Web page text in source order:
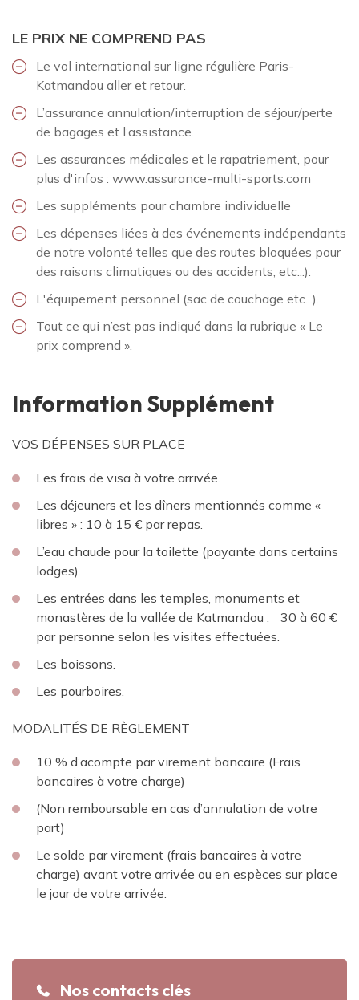
LE PRIX NE COMPREND PAS
Le vol international sur ligne régulière Paris-
Katmandou aller et retour.
L’assurance annulation/interruption de séjour/perte
de bagages et l’assistance.
Les assurances médicales et le rapatriement, pour
plus d'infos : www.assurance-multi-sports.com
Les suppléments pour chambre individuelle
Les dépenses liées à des événements indépendants
de notre volonté telles que des routes bloquées pour
des raisons climatiques ou des accidents, etc...).
L'équipement personnel (sac de couchage etc...).
Tout ce qui n’est pas indiqué dans la rubrique « Le
prix comprend ».
Information Supplément
VOS DÉPENSES SUR PLACE
Les frais de visa à votre arrivée.
Les déjeuners et les dîners mentionnés comme «
libres » : 10 à 15 € par repas.
L’eau chaude pour la toilette (payante dans certains
lodges).
Les entrées dans les temples, monuments et
monastères de la vallée de Katmandou : 30 à 60 €
par personne selon les visites effectuées.
Les boissons.
Les pourboires.
MODALITÉS DE RÈGLEMENT
10 % d’acompte par virement bancaire (Frais
bancaires à votre charge)
(Non remboursable en cas d’annulation de votre
part)
Le solde par virement (frais bancaires à votre
charge) avant votre arrivée ou en espèces sur place
le jour de votre arrivée.
Nos contacts clés